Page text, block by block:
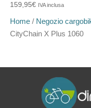
159,95€ IVA inclusa
Home / Negozio
CityChain X Plus 1060